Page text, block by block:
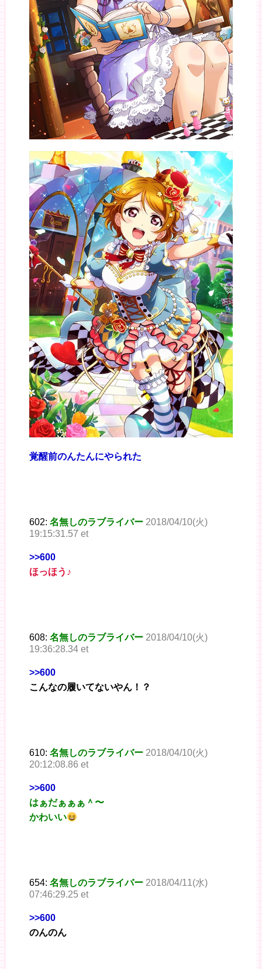
覚醒前のんたんにやられた
602: 名無しのラブライバー 2018/04/10(火)
19:15:31.57 et
>>600
ほっほう♪
608: 名無しのラブライバー 2018/04/10(火)
19:36:28.34 et
>>600
こんなの履いてないやん！？
610: 名無しのラブライバー 2018/04/10(火)
20:12:08.86 et
>>600
はぁだぁぁぁ＾〜
かわいい
654: 名無しのラブライバー 2018/04/11(水)
07:46:29.25 et
>>600
のんのん